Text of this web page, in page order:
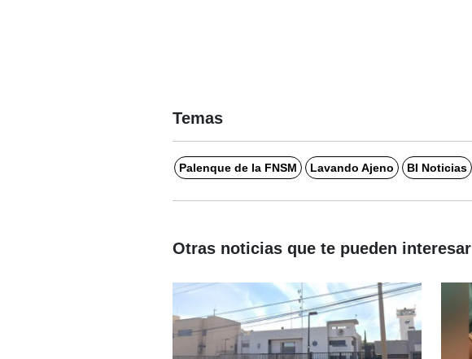
Temas
Palenque de la FNSM Lavando Ajeno BI Noticias
Otras noticias que te pueden interesar